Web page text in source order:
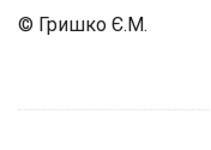
© Гришко Є.М.